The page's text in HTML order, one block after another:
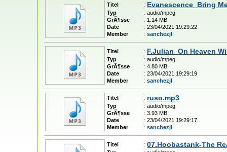
Titel : Evanescence_Bring
Typ : audio/mpeg
GrÃ¶sse
: 1.14 MB
Date
: 23/04/2021 19:29:22
Member
: sanchezjl
Titel : F.Julian_On Heaven
Typ : audio/mpeg
GrÃ¶sse
: 4.80 MB
Date
: 23/04/2021 19:29:19
Member
: sanchezjl
Titel : ruso.mp3
Typ : audio/mpeg
GrÃ¶sse
: 3.93 MB
Date
: 23/04/2021 19:29:17
Member
: sanchezjl
Titel : 07.Hoobastank-The